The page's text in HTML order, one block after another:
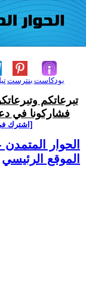
بنترست بودكاست
تبرعاتكم
فشاركونا في
[اشترك
الحوار المتمدن
الموقع الرئيسي